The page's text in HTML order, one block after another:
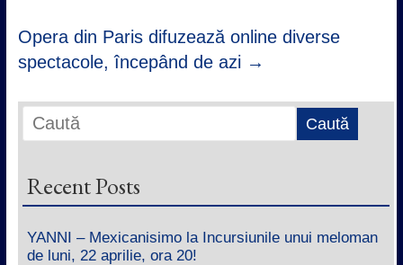
Opera din Paris difuzează online diverse
spectacole, începând de azi →
Recent Posts
YANNI – Mexicanisimo la Incursiunile unui meloman
de luni, 22 aprilie, ora 20!